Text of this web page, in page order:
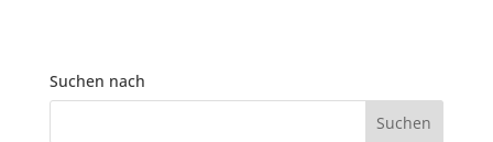
Suchen nach